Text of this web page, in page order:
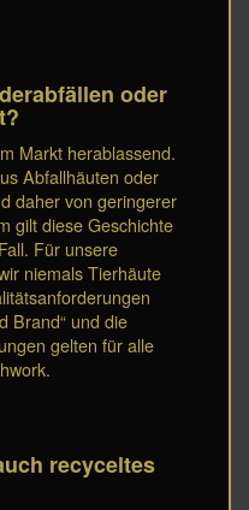
oder
Markt herablassend.
Abfallhäuten oder
daher von geringerer
gilt diese Geschichte
Für unsere
niemals Tierhäute
Brand“ und die
gelten für alle
recyceltes